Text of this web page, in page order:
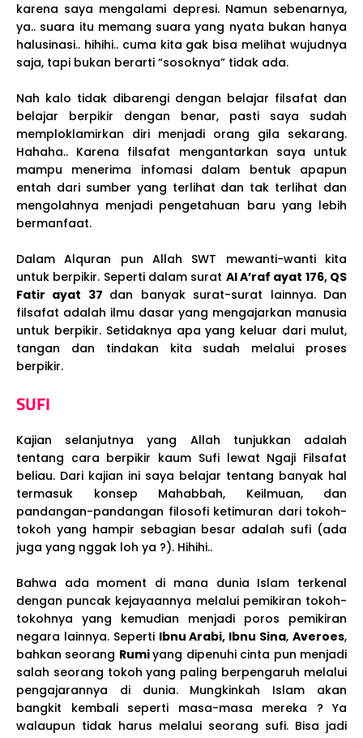
karena saya mengalami depresi. Namun sebenarnya,
ya.. suara itu memang suara yang nyata bukan hanya
halusinasi.. hihihi.. cuma kita gak bisa melihat wujudnya
saja, tapi bukan berarti “sosoknya” tidak ada.
Nah kalo tidak dibarengi dengan belajar filsafat dan
belajar berpikir dengan benar, pasti saya sudah
memploklamirkan diri menjadi orang gila sekarang.
Hahaha.. Karena filsafat mengantarkan saya untuk
mampu menerima infomasi dalam bentuk apapun
entah dari sumber yang terlihat dan tak terlihat dan
mengolahnya menjadi pengetahuan baru yang lebih
bermanfaat.
Dalam Alquran pun Allah SWT mewanti-wanti kita
untuk berpikir. Seperti dalam surat Al A’raf ayat 176, QS
Fatir ayat 37 dan banyak surat-surat lainnya. Dan
filsafat adalah ilmu dasar yang mengajarkan manusia
untuk berpikir. Setidaknya apa yang keluar dari mulut,
tangan dan tindakan kita sudah melalui proses
berpikir.
SUFI
Kajian selanjutnya yang Allah tunjukkan adalah
tentang cara berpikir kaum Sufi lewat Ngaji Filsafat
beliau. Dari kajian ini saya belajar tentang banyak hal
termasuk konsep Mahabbah, Keilmuan, dan
pandangan-pandangan filosofi ketimuran dari tokoh-
tokoh yang hampir sebagian besar adalah sufi (ada
juga yang nggak loh ya ?). Hihihi..
Bahwa ada moment di mana dunia Islam terkenal
dengan puncak kejayaannya melalui pemikiran tokoh-
tokohnya yang kemudian menjadi poros pemikiran
negara lainnya. Seperti Ibnu Arabi, Ibnu Sina,Averoes,
bahkan seorang Rumiyang dipenuhi cinta pun menjadi
salah seorang tokoh yang paling berpengaruh melalui
pengajarannya di dunia. Mungkinkah Islam akan
bangkit kembali seperti masa-masa mereka ? Ya
walaupun tidak harus melalui seorang sufi. Bisa jadi